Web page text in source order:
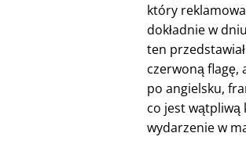
który
dokładnie w
ten
czerwoną flagę,
po angielsku,
co jest wątpliwą
wydarzenie w